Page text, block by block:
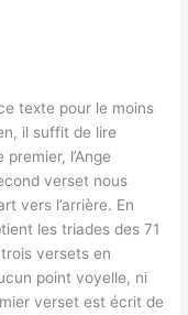
texte pour le moins
il suffit de lire
l’Ange
verset nous
vers l’arrière. En
les triades des 71
versets en
point voyelle, ni
verset est écrit de